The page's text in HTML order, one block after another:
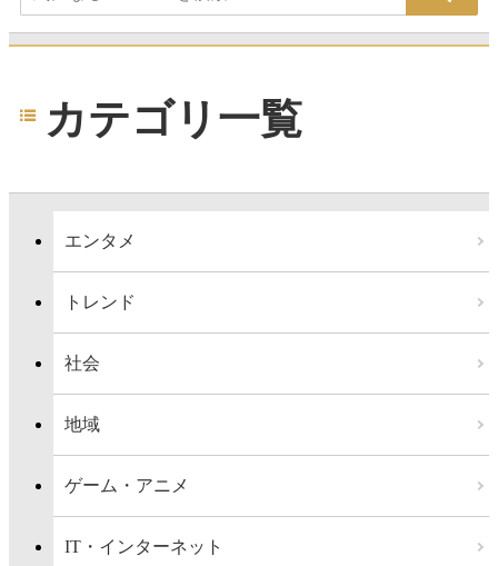
カテゴリ一覧
エンタメ
トレンド
社会
地域
ゲーム・アニメ
IT・インターネット